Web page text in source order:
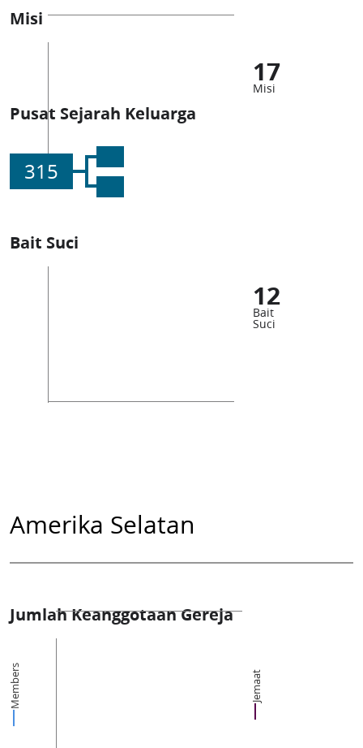
Misi
17
Misi
Pusat Sejarah Keluarga
315
Bait Suci
12
Bait
Suci
Amerika Selatan
Jumlah Keanggotaan Gereja
Members Jemaat